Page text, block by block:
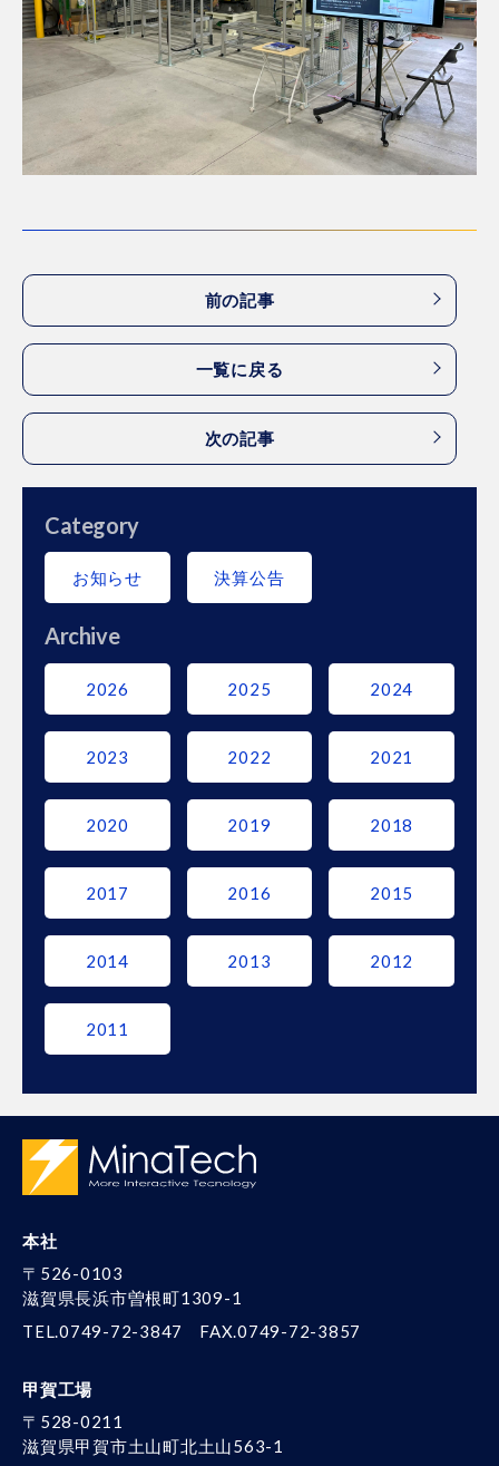
前の記事
一覧に戻る
次の記事
Category
お知らせ 決算公告
Archive
2026 2025 2024
2023 2022 2021
2020 2019 2018
2017 2016 2015
2014 2013 2012
2011
本社
〒526-0103
滋賀県長浜市曽根町1309-1
TEL.0749-72-3847
FAX.0749-72-3857
甲賀工場
〒528-0211
滋賀県甲賀市土山町北土山563-1